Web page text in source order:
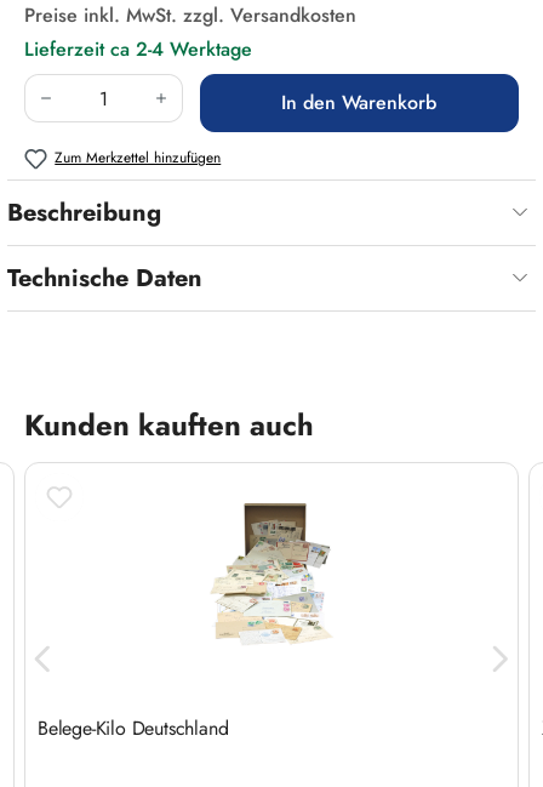
Preise inkl. MwSt. zzgl. Versandkosten
Lieferzeit ca 2-4 Werktage
Produkt Anzahl: Gib den gewünschten Wert
In den Warenkorb
Zum Merkzettel hinzufügen
Beschreibung
Technische Daten
Produktgalerie überspringen
Kunden kauften auch
Belege-Kilo Deutschland